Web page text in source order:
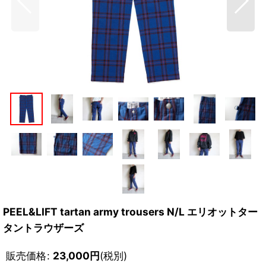
PEEL&LIFT tartan army trousers N/L エリオットター
タントラウザーズ
販売価格: 23,000円(税別)